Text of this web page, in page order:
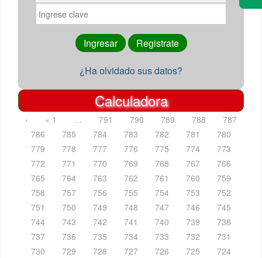
¿Ha olvidado sus datos?
Calculadora
‹ « 1 … 791 790 789 788
787
786
785 784 783 782 781
780
779
778 777 776 775 774
773
772
771 770 769 768 767
766
765
764 763 762 761 760
759
758
757 756 755 754 753
752
751
750 749 748 747 746
745
744
743 742 741 740 739
738
737
736 735 734 733 732
731
730
729 728 727 726 725
724